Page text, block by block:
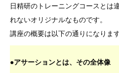
日精研のトレーニングコースとは
れないオリジナルなものです。
講座の概要は以下の通りになります
●アサーションとは、その全体像